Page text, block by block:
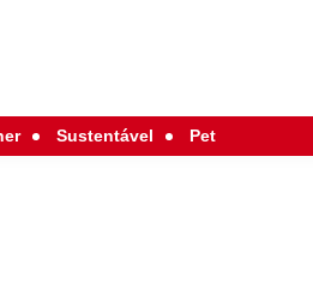
Sustentável Pet